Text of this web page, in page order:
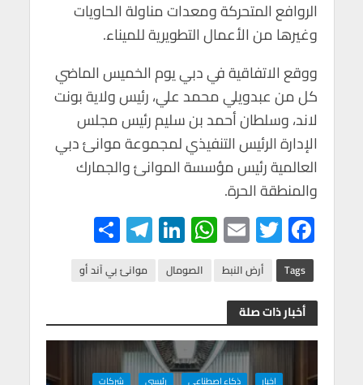
الروافع المتحركة ومعدات مناولة الحاويات
وغيرها من الأعمال التطويرية للميناء.
ووقع الاتفاقية في دبي يوم الخميس الماضي
كل من عبدويلي محمد علي، رئيس ولاية بونت
لاند، وسلطان أحمد بن سليم رئيس مجلس
الإدارة الرئيس التنفيذي لمجموعة موانئ دبي
العالمية رئيس مؤسسة الموانئ والجمارك
والمنطقة الحرة.
F
ac
e
b
o
o
T
wi
tt
er
E
m
ail
W
h
at
A
p
Li
n
ke
n
Te
le
gr
m
h
ar Tags أرض النبط الصومال موانئ بي آند أو
أخبار ذات صلة
اخبار ذكاء اصطناعى رئيسي شركات